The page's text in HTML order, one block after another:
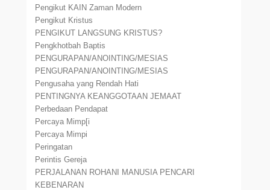
Pengikut KAIN Zaman Modern
Pengikut Kristus
PENGIKUT LANGSUNG KRISTUS?
Pengkhotbah Baptis
PENGURAPAN/ANOINTING/MESIAS
PENGURAPAN/ANOINTING/MESIAS
Pengusaha yang Rendah Hati
PENTINGNYA KEANGGOTAAN JEMAAT
Perbedaan Pendapat
Percaya Mimp[i
Percaya Mimpi
Peringatan
Perintis Gereja
PERJALANAN ROHANI MANUSIA PENCARI
KEBENARAN